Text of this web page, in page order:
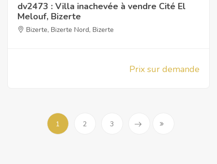
dv2473 : Villa inachevée à vendre Cité El
Melouf, Bizerte
Bizerte, Bizerte Nord, Bizerte
Prix sur demande
1 2 3